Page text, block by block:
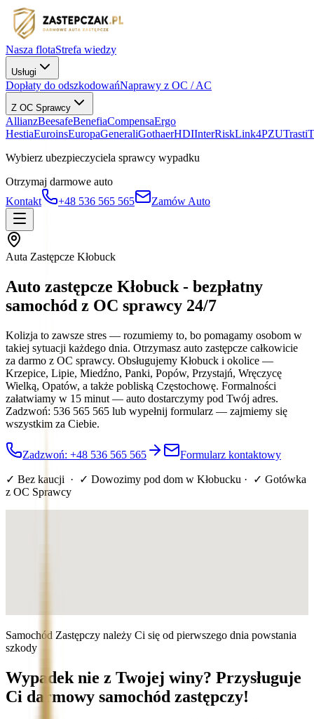
Nasza flotaStrefa wiedzy
Usługi
Dopłaty do odszkodowańNaprawy z OC / AC
Z OC Sprawcy
AllianzBeesafeBenefiaCompensaErgo
HestiaEuroinsEuropaGeneraliGothaerHDIInterRiskLink4PZUTrasti
Wybierz ubezpieczyciela sprawcy wypadku
Otrzymaj darmowe auto
Kontakt
+48 536 565 565 Zamów Auto
Auta Zastępcze Kłobuck
Auto zastępcze Kłobuck - bezpłatny
samochód z OC sprawcy 24/7
Kolizja to zawsze stres — rozumiemy to, bo pomagamy osobom w
takiej sytuacji każdego dnia. Otrzymasz auto zastępcze całkowicie
za darmo z OC sprawcy. Obsługujemy Kłobuck i okolice —
Krzepice, Lipie, Miedźno, Panki, Popów, Przystajń, Wręczycę
Wielką, Opatów, a także pobliską Częstochowę. Formalności
załatwiamy w 15 minut — auto dostarczymy pod Twój adres.
Zadzwoń: 536 565 565 lub wypełnij formularz — zajmiemy się
wszystkim za Ciebie.
Zadzwoń: +48 536 565 565 Formularz kontaktowy
✓ Bez kaucji · ✓ Dowozimy pod dom w Kłobucku · ✓ Gotówka
z OC Sprawcy
Samochód Zastępczy należy Ci się od pierwszego dnia powstania
szkody
Wypadek nie z Twojej winy? Przysługuje
Ci darmowy samochód zastępczy!